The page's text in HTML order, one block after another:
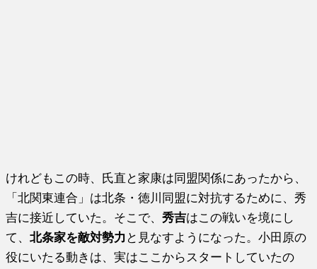
けれどもこの時、氏直と家康は同盟関係にあったから、
「北関東連合」は北条・徳川同盟に対抗するために、秀
吉に接近していた。そこで、秀吉はこの戦いを境にし
て、北条家を敵対勢力 と見なすようになった。小田原の
役にいたる動きは、実はここからスタートしていたの